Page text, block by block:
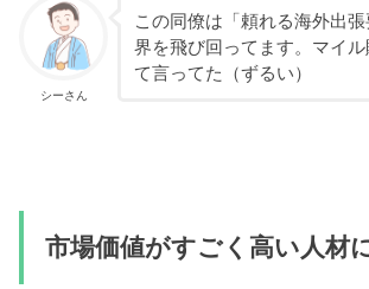
シーさん
この同僚は「頼れる海外出
界を飛び回ってます。マイ
て言ってた（ずるい）
市場価値がすごく高い人材